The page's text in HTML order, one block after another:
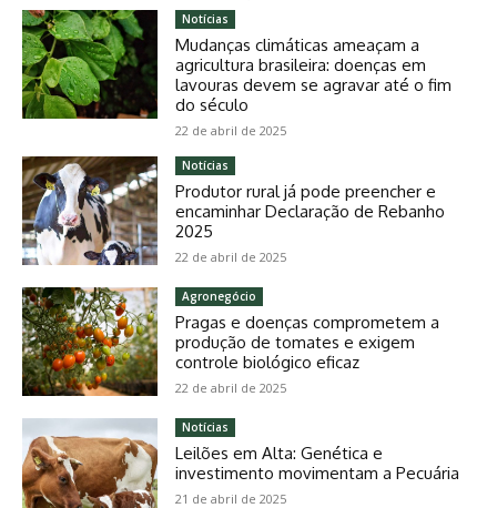
Notícias
Mudanças climáticas ameaçam a
agricultura brasileira: doenças em
lavouras devem se agravar até o fim
do século
22 de abril de 2025
Notícias
Produtor rural já pode preencher e
encaminhar Declaração de Rebanho
2025
22 de abril de 2025
Agronegócio
Pragas e doenças comprometem a
produção de tomates e exigem
controle biológico eficaz
22 de abril de 2025
Notícias
Leilões em Alta: Genética e
investimento movimentam a Pecuária
21 de abril de 2025